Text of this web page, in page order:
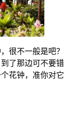
很不一般是吧？
了那边可不要错
花钟，准你对它